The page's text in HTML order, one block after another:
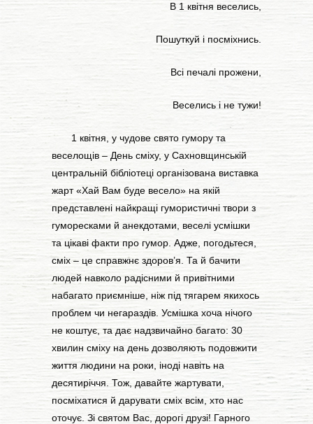
В 1 квітня веселись,
Пошуткуй і посміхнись.
Всі печалі прожени,
Веселись і не тужи!
1 квітня, у чудове свято гумору та
веселощів – День сміху, у Сахновщинській
центральній бібліотеці організована виставка
жарт «Хай Вам буде весело» на якій
представлені найкращі гумористичні твори з
гуморесками й анекдотами, веселі усмішки
та цікаві факти про гумор. Адже, погодьтеся,
сміх – це справжнє здоров’я. Та й бачити
людей навколо радісними й привітними
набагато приємніше, ніж під тягарем якихось
проблем чи негараздів. Усмішка хоча нічого
не коштує, та дає надзвичайно багато: 30
хвилин сміху на день дозволяють подовжити
життя людини на роки, іноді навіть на
десятиріччя. Тож, давайте жартувати,
посміхатися й дарувати сміх всім, хто нас
оточує. Зі святом Вас, дорогі друзі! Гарного